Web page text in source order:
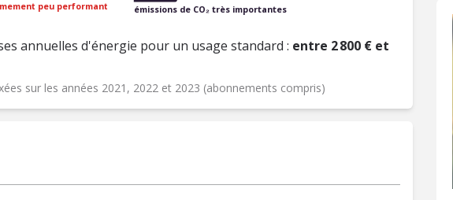
peu performant émissions de CO₂ très importantes
annuelles d'énergie pour un usage standard : entre 2 800 € et
sur les années 2021, 2022 et 2023 (abonnements compris)